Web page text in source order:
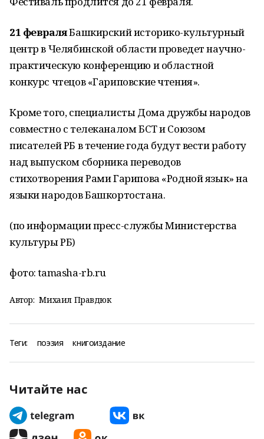
21 февраляБашкирский историко-культурный
центр в Челябинской области проведет научно-
практическую конференцию и областной
конкурс чтецов «Гариповские чтения».
Кроме того, специалисты Дома дружбы народов
совместно с телеканалом БСТ и Союзом
писателей РБ в течение года будут вести работу
над выпуском сборника переводов
стихотворения Рами Гарипова «Родной язык» на
языки народов Башкортостана.
(по информации пресс-службы Министерства
культуры РБ)
фото: tamasha-rb.ru
Автор: Михаил Правдюк
Теги: поэзия книгоиздание
Читайте нас